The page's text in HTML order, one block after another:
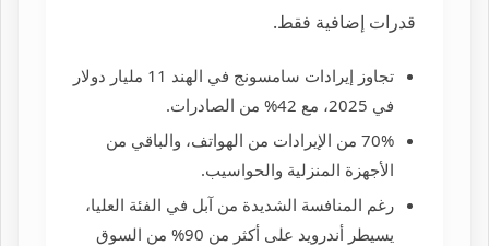
قدرات إضافية فقط.
تجاوز إيرادات سامسونج في الهند 11 مليار دولار
في 2025، مع 42% من الصادرات.
70% من الإيرادات من الهواتف، والباقي من
الأجهزة المنزلية والحواسيب.
رغم المنافسة الشديدة من آبل في الفئة العليا،
يسيطر أندرويد على أكثر من 90% من السوق